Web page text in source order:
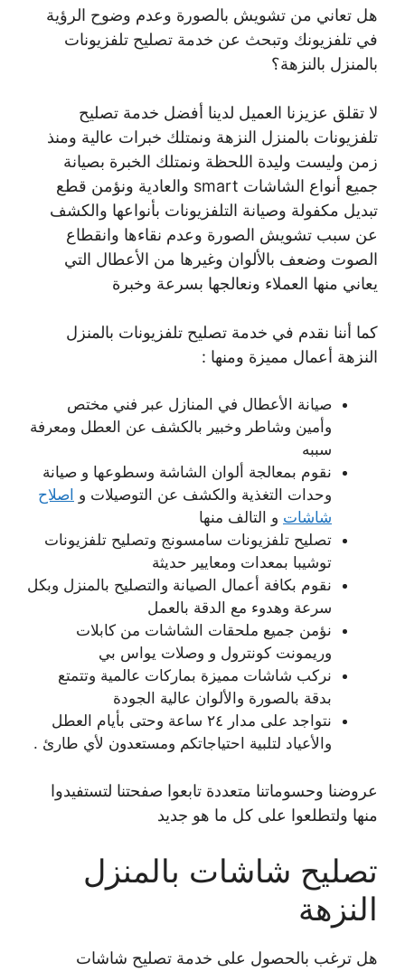
هل تعاني من تشويش بالصورة وعدم وضوح الرؤية
في تلفزيونك وتبحث عن خدمة تصليح تلفزيونات
بالمنزل بالنزهة؟
لا تقلق عزيزنا العميل لدينا أفضل خدمة تصليح
تلفزيونات بالمنزل النزهة ونمتلك خبرات عالية ومنذ
زمن وليست وليدة اللحظة ونمتلك الخبرة بصيانة
جميع أنواع الشاشات smart والعادية ونؤمن قطع
تبديل مكفولة وصيانة التلفزيونات بأنواعها والكشف
عن سبب تشويش الصورة وعدم نقاءها وانقطاع
الصوت وضعف بالألوان وغيرها من الأعطال التي
يعاني منها العملاء ونعالجها بسرعة وخبرة
كما أننا نقدم في خدمة تصليح تلفزيونات بالمنزل
النزهة أعمال مميزة ومنها :
صيانة الأعطال في المنازل عبر فني مختص
وأمين وشاطر وخبير بالكشف عن العطل ومعرفة
سببه
نقوم بمعالجة ألوان الشاشة وسطوعها و صيانة
وحدات التغذية والكشف عن التوصيلات و اصلاح
شاشات و التالف منها
تصليح تلفزيونات سامسونج وتصليح تلفزيونات
توشيبا بمعدات ومعايير حديثة
نقوم بكافة أعمال الصيانة والتصليح بالمنزل وبكل
سرعة وهدوء مع الدقة بالعمل
نؤمن جميع ملحقات الشاشات من كابلات
وريمونت كونترول و وصلات يواس بي
نركب شاشات مميزة بماركات عالمية وتتمتع
بدقة بالصورة والألوان عالية الجودة
نتواجد على مدار ٢٤ ساعة وحتى بأيام العطل
والأعياد لتلبية احتياجاتكم ومستعدون لأي طارئ .
عروضنا وحسوماتنا متعددة تابعوا صفحتنا لتستفيدوا
منها ولتطلعوا على كل ما هو جديد
تصليح شاشات بالمنزل
النزهة
هل ترغب بالحصول على خدمة تصليح شاشات